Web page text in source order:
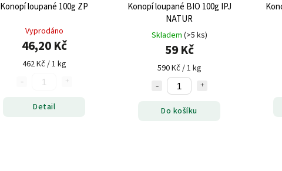
Konopí loupané 100g ZP
Vyprodáno
46,20 Kč
462 Kč / 1 kg
Detail
Konopí loupané BIO 100g IPJ
NATUR
Skladem (>5 ks)
59 Kč
590 Kč / 1 kg
Do košíku